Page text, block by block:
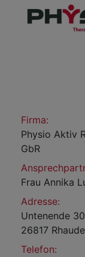
Firma:
Physio Aktiv
GbR
Frau Annika
Adresse:
Untenende 30
26817
Telefon: